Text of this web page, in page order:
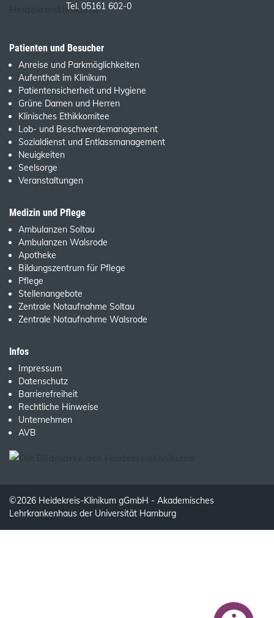
Tel. 05161 602-0
Patienten und Besucher
Anreise und Parkmöglichkeiten
Aufenthalt im Klinikum
Patientensicherheit und Hygiene
Grüne Damen und Herren
Klinisches Ethikkomitee
Lob- und Beschwerdemanagement
Sozialdienst und Entlassmanagement
Neuigkeiten
Seelsorge
Veranstaltungen
Medizin und Pflege
Ambulanzen Soltau
Ambulanzen Walsrode
Apotheke
Bildungszentrum für Pflege
Pflege
Stellenangebote
Zentrale Notaufnahme Soltau
Zentrale Notaufnahme Walsrode
Infos
Impressum
Datenschutz
Barrierefreiheit
Rechtliche Hinweise
Unternehmen
AVB
©2026 Heidekreis-Klinikum gGmbH - Akademisches
Lehrkrankenhaus der Universität Hamburg